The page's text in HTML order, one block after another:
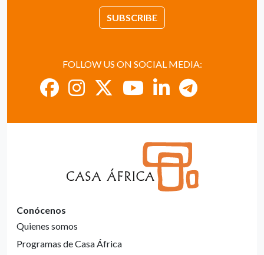
SUBSCRIBE
FOLLOW US ON SOCIAL MEDIA:
Conócenos
Quienes somos
Programas de Casa África